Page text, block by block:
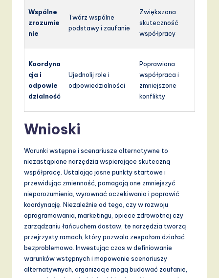
Wspólne
zrozumie
nie
Twórz wspólne
podstawy i zaufanie
Zwiększona
skuteczność
współpracy
Koordyna
cja i
odpowie
dzialność
Ujednolij role i
odpowiedzialności
Poprawiona
współpraca i
zmniejszone
konflikty
Wnioski
Warunki wstępne i scenariusze alternatywne to
niezastąpione narzędzia wspierające skuteczną
współpracę. Ustalając jasne punkty startowe i
przewidując zmienność, pomagają one zmniejszyć
nieporozumienia, wyrownać oczekiwania i poprawić
koordynację. Niezależnie od tego, czy w rozwoju
oprogramowania, marketingu, opiece zdrowotnej czy
zarządzaniu łańcuchem dostaw, te narzędzia tworzą
przejrzysty ramach, który pozwala zespołom działać
bezproblemowo. Inwestując czas w definiowanie
warunków wstępnych i mapowanie scenariuszy
alternatywnych, organizacje mogą budować zaufanie,